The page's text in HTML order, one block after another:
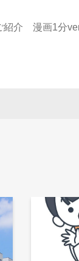
紹介 漫画1分